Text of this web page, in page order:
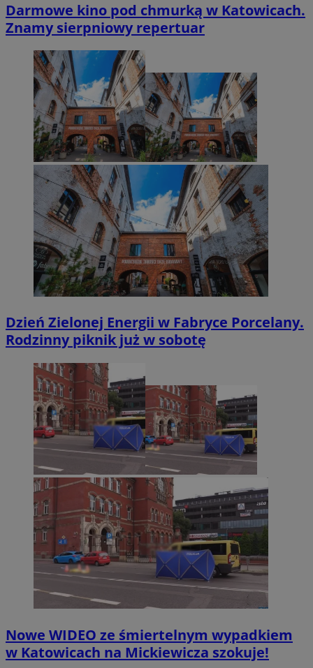
Darmowe kino pod chmurką w Katowicach.
Znamy sierpniowy repertuar
Dzień Zielonej Energii w Fabryce Porcelany.
Rodzinny piknik już w sobotę
Nowe WIDEO ze śmiertelnym wypadkiem
w Katowicach na Mickiewicza szokuje!